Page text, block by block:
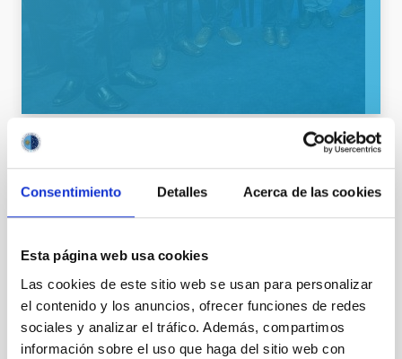
Consentimiento Detalles Acerca de las cookies
Esta página web usa cookies
Las cookies de este sitio web se usan para personalizar
el contenido y los anuncios, ofrecer funciones de redes
sociales y analizar el tráfico. Además, compartimos
información sobre el uso que haga del sitio web con
General public